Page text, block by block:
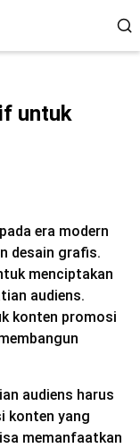
untuk
era modern
desain grafis.
menciptakan
audiens.
konten promosi
audiens harus
konten yang
memanfaatkan